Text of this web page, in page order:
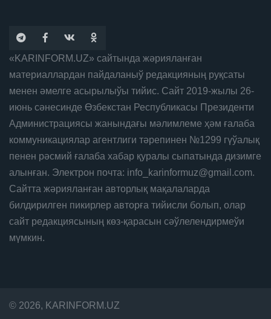
«KARINFORM.UZ» сайтында жәрияланған
материаллардан пайдаланыў редакцияның руқсаты
менен әмелге асырылыўы тийис. Сайт 2019-жылы 26-
июнь сәнесинде Өзбекстан Республикасы Президенти
Администрациясы жанындағы мәлимлеме ҳәм ғалаба
коммуникациялар агентлиги тәрепинен №1299 гүўалық
пенен рәсмий ғалаба хабар қуралы сыпатында дизимге
алынған. Электрон почта: info_karinformuz@gmail.com.
Сайтта жәрияланған авторлық мақалаларда
билдирилген пикирлер авторға тийисли болып, олар
сайт редакциясының көз-қарасын сәўлелендирмеўи
мүмкин.
© 2026, KARINFORM.UZ